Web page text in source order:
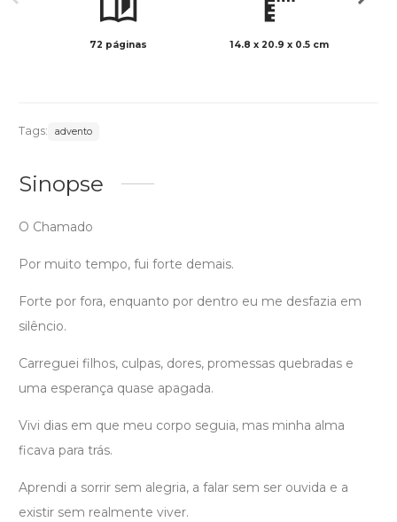
72 páginas 14.8 x 20.9 x 0.5 cm
Tags: advento
Sinopse
O Chamado
Por muito tempo, fui forte demais.
Forte por fora, enquanto por dentro eu me desfazia em
silêncio.
Carreguei filhos, culpas, dores, promessas quebradas e
uma esperança quase apagada.
Vivi dias em que meu corpo seguia, mas minha alma
ficava para trás.
Aprendi a sorrir sem alegria, a falar sem ser ouvida e a
existir sem realmente viver.